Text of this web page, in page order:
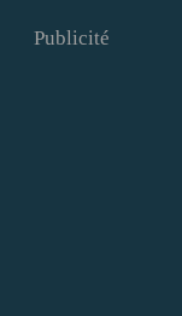
Publicité